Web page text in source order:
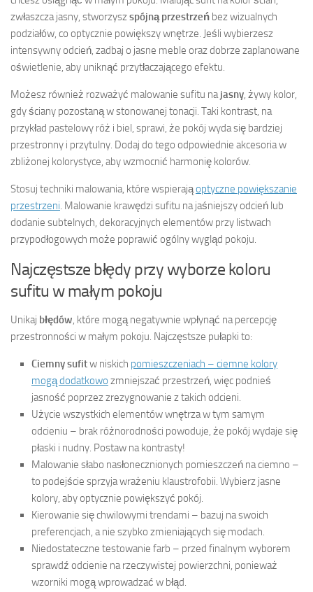
zwłaszcza jasny, stworzyszspójną przestrzeń bez wizualnych
podziałów, co optycznie powiększy wnętrze. Jeśli wybierzesz
intensywny odcień, zadbaj o jasne meble oraz dobrze zaplanowane
oświetlenie, aby uniknąć przytłaczającego efektu.
Możesz również rozważyć malowanie sufitu na jasny , żywy kolor,
gdy ściany pozostaną w stonowanej tonacji. Taki kontrast, na
przykład pastelowy róż i biel, sprawi, że pokój wyda się bardziej
przestronny i przytulny. Dodaj do tego odpowiednie akcesoria w
zbliżonej kolorystyce, aby wzmocnić harmonię kolorów.
Stosuj techniki malowania, które wspierająoptyczne powiększanie
przestrzeni . Malowanie krawędzi sufitu na jaśniejszy odcień lub
dodanie subtelnych, dekoracyjnych elementów przy listwach
przypodłogowych może poprawić ogólny wygląd pokoju.
Najczęstsze błędy przy wyborze koloru
sufitu w małym pokoju
Unikaj błędów , które mogą negatywnie wpłynąć na percepcję
przestronności w małym pokoju. Najczęstsze pułapki to:
Ciemny sufitw niskich pomieszczeniach – ciemne kolory
mogą dodatkowo zmniejszać przestrzeń, więc podnieś
jasność poprzez zrezygnowanie z takich odcieni.
Użycie wszystkich elementów wnętrza w tym samym
odcieniu – brak różnorodności powoduje, że pokój wydaje się
płaski i nudny. Postaw na kontrasty!
Malowanie słabo nasłonecznionych pomieszczeń na ciemno –
to podejście sprzyja wrażeniu klaustrofobii. Wybierz jasne
kolory, aby optycznie powiększyć pokój.
Kierowanie się chwilowymi trendami – bazuj na swoich
preferencjach, a nie szybko zmieniających się modach.
Niedostateczne testowanie farb – przed finalnym wyborem
sprawdź odcienie na rzeczywistej powierzchni, ponieważ
wzorniki mogą wprowadzać w błąd.